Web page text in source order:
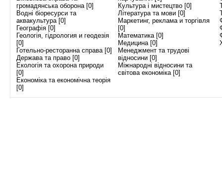
громадянська оборона [0]
Водні біоресурси та
аквакультура [0]
Географія [0]
Геологія, гідрология и геодезія
[0]
Готельно-ресторанна справа [0]
Держава та право [0]
Екологія та охорона природи
[0]
Економіка та економічна теорія
[0]
Культура і мистецтво [0]
Література та мови [0]
Маркетинг, реклама и торгівля
[0]
Математика [0]
Медицина [0]
Менеджмент та трудові
відносини [0]
Міжнародні відносини та
світова економіка [0]